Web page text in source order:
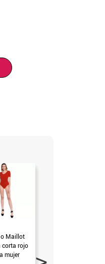
Maillot
corta rojo
mujer